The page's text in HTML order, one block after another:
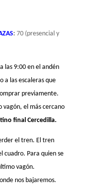
: 70 (presencial y
las 9:00 en el andén
a las escaleras que
previamente.
vagón, el más cercano
final Cercedilla.
el tren. El tren
cuadro. Para quien se
vagón.
nos bajaremos.